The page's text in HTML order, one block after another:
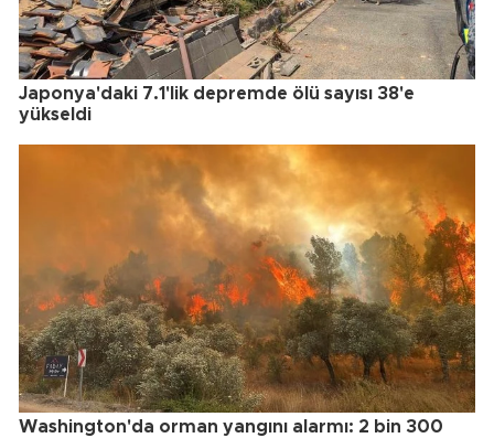
Japonya'daki 7.1'lik depremde ölü sayısı 38'e
yükseldi
Washington'da orman yangını alarmı: 2 bin 300